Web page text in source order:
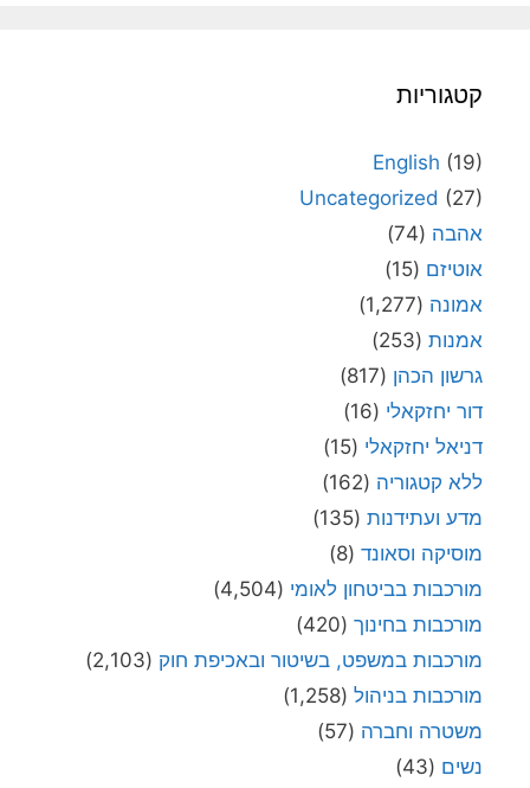
קטגוריות
English (19)
Uncategorized (27)
אהבה (74)
אוטיזם (15)
אמונה (1,277)
אמנות (253)
גרשון הכהן (817)
דור יחזקאלי (16)
דניאל יחזקאלי (15)
ללא קטגוריה (162)
מדע ועתידנות (135)
מוסיקה וסאונד (8)
מורכבות בביטחון לאומי (4,504)
מורכבות בחינוך (420)
מורכבות במשפט, בשיטור ובאכיפת חוק (2,103)
מורכבות בניהול (1,258)
משטרה וחברה (57)
נשים (43)